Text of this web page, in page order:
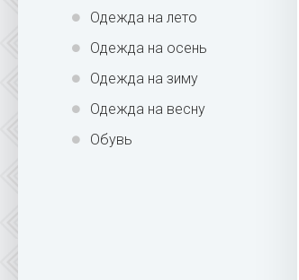
Одежда на лето
Одежда на осень
Одежда на зиму
Одежда на весну
Обувь